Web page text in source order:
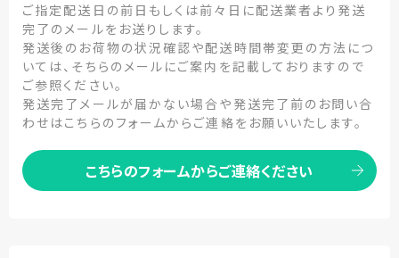
ご指定配送日の前日もしくは前々日に配送業者より発送
完了のメールをお送りします。
発送後のお荷物の状況確認や配送時間帯変更の方法につ
いては、そちらのメールにご案内を記載しておりますので
ご参照ください。
発送完了メールが届かない場合や発送完了前のお問い合
わせはこちらのフォームからご連絡をお願いいたします。
こちらのフォームからご連絡ください